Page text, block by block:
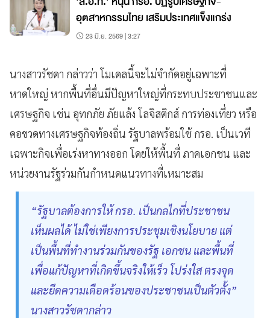
อุตสาหกรรมไทย เสริมประเทศแข็งแกร่ง
23 มิ.ย. 2569 | 3:27
นางสาวรัชดา กล่าวว่า โมเดลนี้จะไม่จำกัดอยู่เฉพาะที่
หาดใหญ่ หากพื้นที่อื่นมีปัญหาใหญ่ที่กระทบประชาชนและ
เศรษฐกิจ เช่น อุทกภัย ภัยแล้ง โลจิสติกส์ การท่องเที่ยว หรือ
คอขวดทางเศรษฐกิจท้องถิ่น รัฐบาลพร้อมใช้ กรอ. เป็นเวที
เฉพาะกิจเพื่อเร่งหาทางออก โดยให้พื้นที่ ภาคเอกชน และ
หน่วยงานรัฐร่วมกันกำหนดแนวทางที่เหมาะสม
“รัฐบาลต้องการให้ กรอ. เป็นกลไกที่ประชาชน
เห็นผลได้ ไม่ใช่เพียงการประชุมเชิงนโยบาย แต่
เป็นพื้นที่ทำงานร่วมกันของรัฐ เอกชน และพื้นที่
เพื่อแก้ปัญหาที่เกิดขึ้นจริงให้เร็ว โปร่งใส ตรงจุด
และยึดความเดือดร้อนของประชาชนเป็นตัวตั้ง”
นางสาวรัชดากล่าว